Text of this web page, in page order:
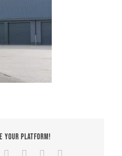
Your Platform!
TumblrPinterest